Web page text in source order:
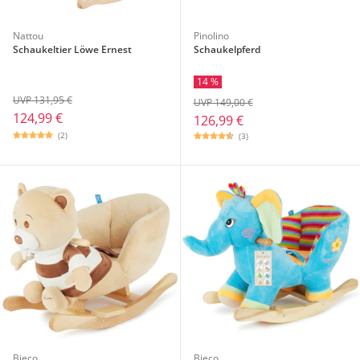
Nattou
Schaukeltier Löwe Ernest
124,99 €
UVP 131,95 €
(2)
Pinolino
Schaukelpferd
14 %
126,99 €
UVP 149,00 €
(3)